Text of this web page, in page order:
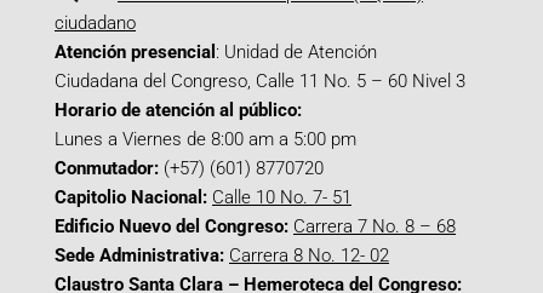
ciudadano
Atención presencial : Unidad de Atención
Ciudadana del Congreso, Calle 11 No. 5 – 60 Nivel 3
Horario de atención al público:
Lunes a Viernes de 8:00 am a 5:00 pm
Conmutador: (+57) (601) 8770720
Capitolio Nacional: Calle 10 No. 7- 51
Edificio Nuevo del Congreso: Carrera 7 No. 8 – 68
Sede Administrativa: Carrera 8 No. 12- 02
Claustro Santa Clara – Hemeroteca del Congreso: